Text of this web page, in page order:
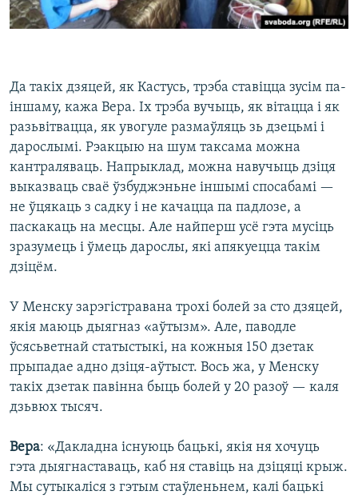
Да такіх дзяцей, як Кастусь, трэба ставіцца зусім па-
іншаму, кажа Вера. Іх трэба вучыць, як вітацца і як
разьвітвацца, як увогуле размаўляць зь дзецьмі і
дарослымі. Рэакцыю на шум таксама можна
кантраляваць. Напрыклад, можна навучыць дзіця
выказваць сваё ўзбуджэньне іншымі спосабамі —
не ўцякаць з садку і не качацца па падлозе, а
паскакаць на месцы. Але найперш усё гэта мусіць
зразумець і ўмець дарослы, які апякуецца такім
дзіцём.
У Менску зарэгістравана трохі болей за сто дзяцей,
якія маюць дыягназ «аўтызм». Але, паводле
ўсясьветнай статыстыкі, на кожныя 150 дзетак
прыпадае адно дзіця-аўтыст. Вось жа, у Менску
такіх дзетак павінна быць болей у 20 разоў — каля
дзьвюх тысяч.
Вера: «Дакладна існуюць бацькі, якія ня хочуць
гэта дыягнаставаць, каб ня ставіць на дзіцяці крыж.
Мы сутыкаліся з гэтым стаўленьнем, калі бацькі